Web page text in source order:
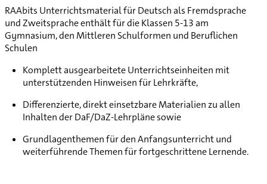
RAAbits Unterrichtsmaterial für Deutsch als Fremdsprache
und Zweitsprache enthält für die Klassen 5-13 am
Gymnasium, den Mittleren Schulformen und Beruflichen
Schulen
Komplett ausgearbeitete Unterrichtseinheiten mit
unterstützenden Hinweisen für Lehrkräfte,
Differenzierte, direkt einsetzbare Materialien zu allen
Inhalten der DaF/DaZ-Lehrpläne sowie
Grundlagenthemen für den Anfangsunterricht und
weiterführende Themen für fortgeschrittene Lernende.